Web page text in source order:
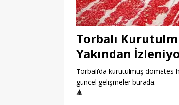
Torbalı
Yakından
Torbalı’da kurutulmuş domates
güncel gelişmeler burada.
🔺